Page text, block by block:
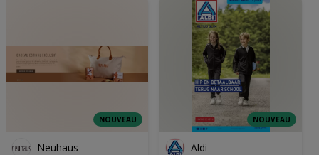
NOUVEAU
Neuhaus
NOUVEAU
Aldi